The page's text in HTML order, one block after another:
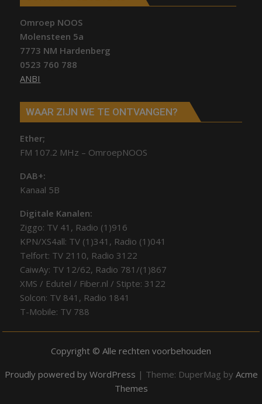
Omroep NOOS
Molensteen 5a
7773 NM Hardenberg
0523 760 788
ANBI
WAAR ZIJN WE TE ONTVANGEN?
Ether;
FM 107.2 MHz – OmroepNOOS
DAB+:
Kanaal 5B
Digitale Kanalen:
Ziggo: TV 41, Radio (1)916
KPN/XS4all: TV (1)341, Radio (1)041
Telfort: TV 2110, Radio 3122
CaiwAy: TV 12/62, Radio 781/(1)867
XMS / Edutel / Fiber.nl / Stipte: 3122
Solcon: TV 841, Radio 1841
T-Mobile: TV 788
Copyright © Alle rechten voorbehouden
Proudly powered by WordPress | Theme: DuperMag by Acme
Themes